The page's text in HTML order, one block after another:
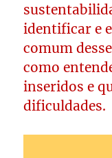
identificar e
comum
como
inseridos e
dificuldades.